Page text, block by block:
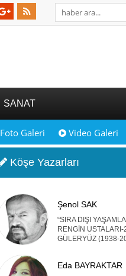
SANAT
Foto Galeri Video Galeri
Köşe Yazarları
Şenol SAK
“SIRA DIŞI
RENGİN USTALARI-
GÜLERYÜZ (1938-
Eda BAYRAKTAR